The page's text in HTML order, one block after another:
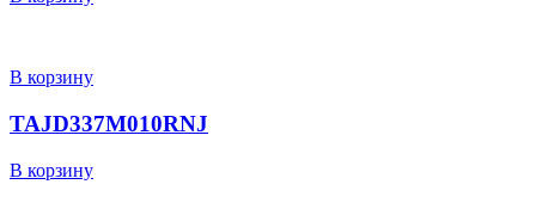
В корзину
TAJD337M010RNJ
В корзину